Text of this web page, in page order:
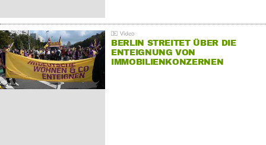
BERLIN STREITET ÜBER DIE
ENTEIGNUNG VON
IMMOBILIENKONZERNEN